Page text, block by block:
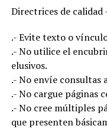
Directrices de calidad
.- Evite texto o
.- No utilice el
elusivos.
.- No envíe consultas
.- No cargue páginas
.- No cree múltiples
que presenten